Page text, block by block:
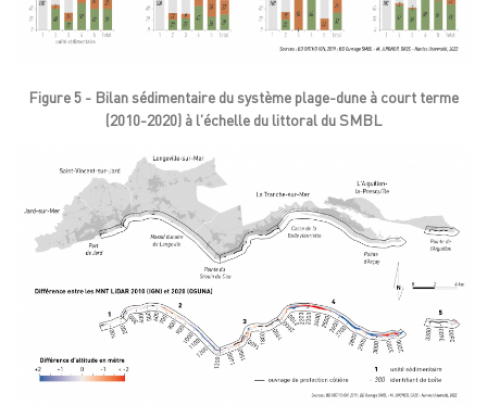
Figure 5 - Bilan sédimentaire du système plage-dune à court terme
(2010-2020) à l'échelle du littoral du SMBL